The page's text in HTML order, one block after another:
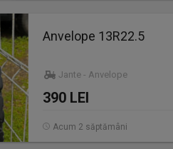
Anvelope 13R22.5
Jante - Anvelope
390 LEI
Acum 2 săptămâni